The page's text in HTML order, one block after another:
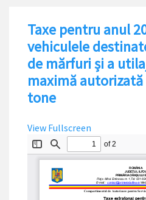
Taxe pentru anul
vehiculele
de mărfuri și a
maximă
tone
View Fullscreen